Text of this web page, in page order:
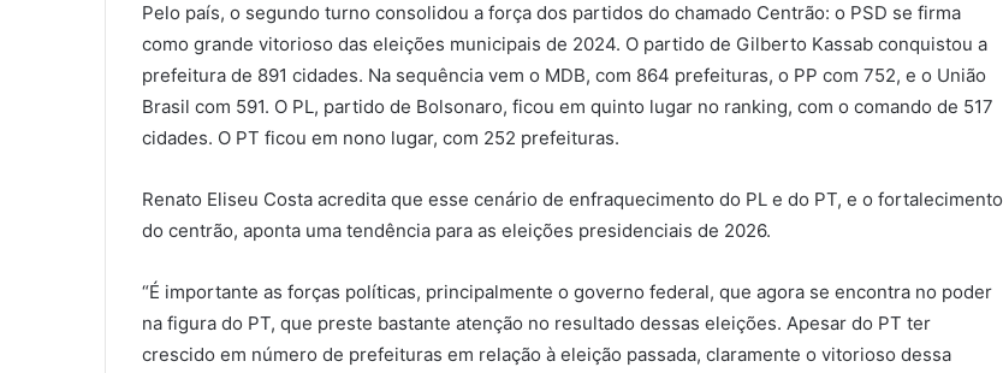
Pelo país, o segundo turno consolidou a força dos partidos do chamado Centrão: o PSD se firma
como grande vitorioso das eleições municipais de 2024. O partido de Gilberto Kassab conquistou a
prefeitura de 891 cidades. Na sequência vem o MDB, com 864 prefeituras, o PP com 752, e o União
Brasil com 591. O PL, partido de Bolsonaro, ficou em quinto lugar no ranking, com o comando de 517
cidades. O PT ficou em nono lugar, com 252 prefeituras.
Renato Eliseu Costa acredita que esse cenário de enfraquecimento do PL e do PT, e o fortalecimento
do centrão, aponta uma tendência para as eleições presidenciais de 2026.
“É importante as forças políticas, principalmente o governo federal, que agora se encontra no poder
na figura do PT, que preste bastante atenção no resultado dessas eleições. Apesar do PT ter
crescido em número de prefeituras em relação à eleição passada, claramente o vitorioso dessa